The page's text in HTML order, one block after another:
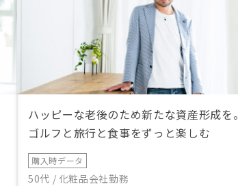
ハッピーな老後のため新たな資産形成を。
ゴルフと旅行と食事をずっと楽しむ
購入時データ
50代 / 化粧品会社勤務